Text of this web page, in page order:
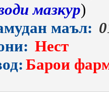
мазкур)
маъл:
Нест
Барои